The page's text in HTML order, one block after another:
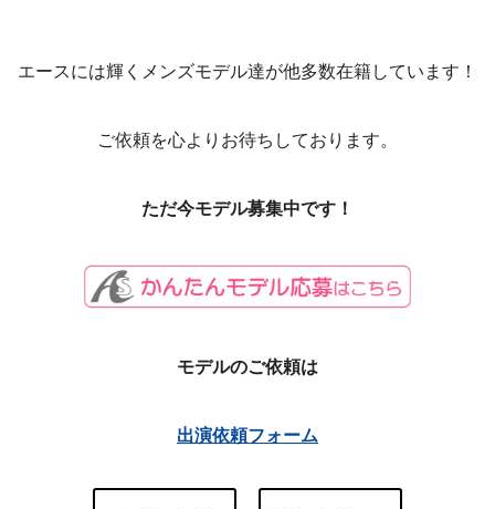
エースには輝くメンズモデル達が他多数在籍しています！
ご依頼を心よりお待ちしております。
ただ今モデル募集中です！
モデルのご依頼は
出演依頼フォーム